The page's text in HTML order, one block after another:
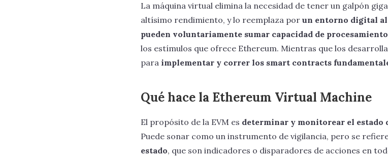
La máquina virtual elimina la necesidad de tener un galpón
altísimo rendimiento, y lo reemplaza por un entorno digital al
pueden voluntariamente sumar capacidad de procesamiento
los estímulos que ofrece Ethereum. Mientras que los
para implementar y correr los smart contracts
Qué hace la Ethereum Virtual Machine
El propósito de la EVM es determinar y monitorear el estado
Puede sonar como un instrumento de vigilancia, pero se
estado, que son indicadores o disparadores de acciones en